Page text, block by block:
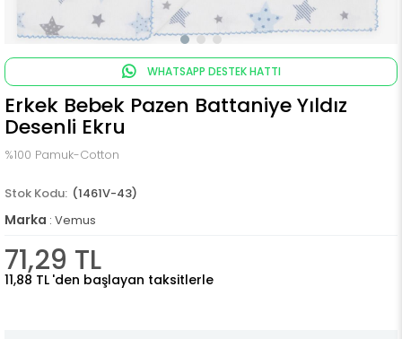
WHATSAPP DESTEK HATTI
Erkek Bebek Pazen Battaniye Yıldız
Desenli Ekru
%100 Pamuk-Cotton
(1461V-43)
Marka : Vemus
71,29 TL
11,88 TL 'den başlayan taksitlerle